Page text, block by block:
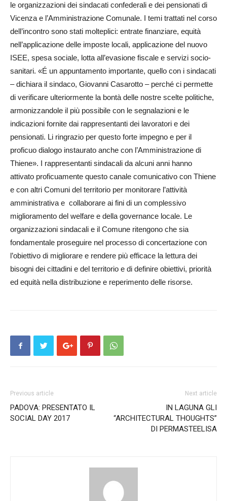
le organizzazioni dei sindacati confederali e dei pensionati di
Vicenza e l’Amministrazione Comu­na­le. I temi trattati nel corso
dell’incontro sono stati molteplici: entrate finanziare, e­quità
nell’applicazione delle imposte locali, applicazione del nuovo
ISEE, spesa so­ciale, lotta all’evasione fiscale e servizi socio-
sanitari. «É un ap­puntamento importante, quello con i sindacati
– dichiara il sindaco, Giovanni Casarotto – perché ci permette
di verificare ulteriormente la bontà delle nostre scelte politiche,
armonizzandole il più possibile con le segnalazioni e le
indicazioni fornite dai rappresentanti dei lavoratori e dei
pensionati. Li ringrazio per questo forte impegno e per il
proficuo dialogo instaurato anche con l’Am­ministrazione di
Thiene». I rappresentanti sindacali da alcuni anni hanno
attivato proficuamente questo canale comunicativo con Thiene
e con altri Co­muni del territorio per monitorare l’attività
amministrativa e collaborare ai fini di un complessivo
miglioramento del welfare e della governance locale. Le
organizzazioni sindacali e il Comune ritengono che sia
fondamentale proseguire nel processo di concertazione con
l’obiettivo di migliorare e rendere più efficace la lettura dei
bisogni dei cittadini e del territorio e di definire obiettivi, priorità
ed equità nella distribuzione e reperimento delle risorse.
Previous article
PADOVA: PRESENTATO IL
SOCIAL DAY 2017
Next article
IN LAGUNA GLI
“ARCHITECTURAL THOUGHTS”
DI PERMASTEELISA